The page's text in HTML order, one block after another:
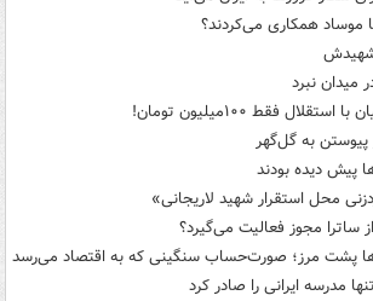
موساد همکاری می‌کردند؟
شهیدش
میدان نبرد
فقط ۱۰۰میلیون تومان!
پیوستن به گل‌گهر
پیش دیده بودند
محل استقرار شهید لاریجانی»
از ساترا مجوز فعالیت می‌گیرد؟
پشت مرز؛ صورت‌حساب سنگینی که به اقتصاد می‌رسد
مدرسه ایرانی را صادر کرد